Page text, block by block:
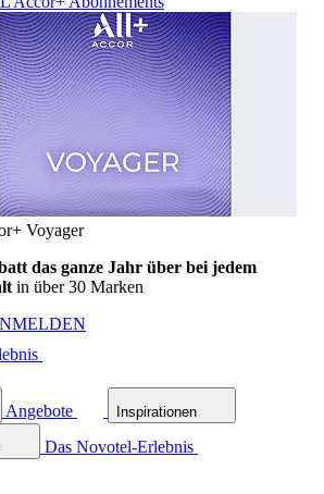
Voyager
das ganze Jahr über bei jedem
in über 30 Marken
Angebote Inspirationen
Das Novotel-Erlebnis